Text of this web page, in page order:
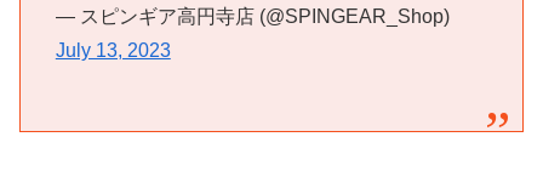
— スピンギア高円寺店 (@SPINGEAR_Shop)
July 13, 2023